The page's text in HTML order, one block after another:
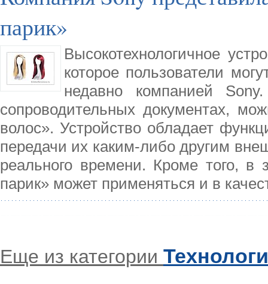
парик»
Высокотехнологичное
которое пользователи
недавно компанией
сопроводительных документах,
волос». Устройство обладает
передачи их каким-либо другим
реального времени. Кроме того, в
парик» может применяться и в
Еще из категории